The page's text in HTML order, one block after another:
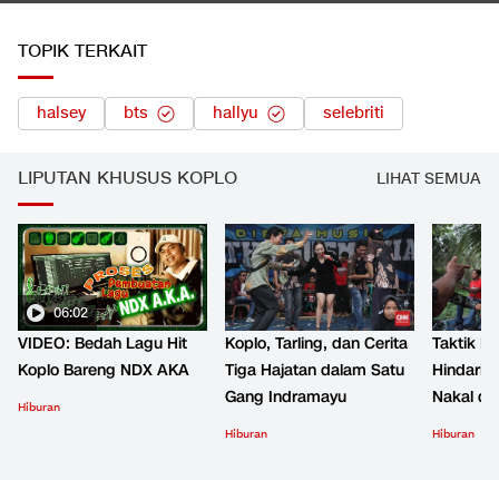
TOPIK TERKAIT
halsey bts hallyu selebriti
LIPUTAN KHUSUS KOPLO LIHAT SEMUA
06:02
VIDEO: Bedah Lagu Hit
Koplo Bareng NDX AKA
Hiburan
Koplo, Tarling, dan Cerita
Tiga Hajatan dalam Satu
Gang Indramayu
Hiburan
Taktik
Hindari
Nakal
Hiburan